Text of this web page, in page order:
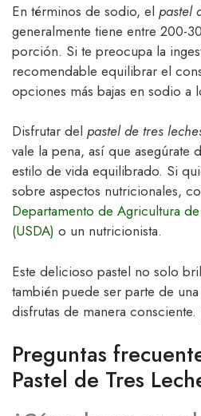
En términos de sodio, el pastel
generalmente tiene entre 200-
porción. Si te preocupa la
recomendable equilibrar el
opciones más bajas en sodio a
Disfrutar del pastel de tres
vale la pena, así que asegúrate
estilo de vida equilibrado. Si
sobre aspectos nutricionales,
Departamento de Agricultura
(USDA) o un nutricionista.
Este delicioso pastel no solo
también puede ser parte de
disfrutas de manera consciente.
Preguntas
Pastel de Tres